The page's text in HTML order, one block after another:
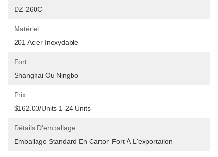
DZ-260C
Matériel:
201 Acier Inoxydable
Port:
Shanghai Ou Ningbo
Prix:
$162.00/units 1-24 Units
Détails D'emballage:
Emballage Standard En Carton Fort À L'exportation